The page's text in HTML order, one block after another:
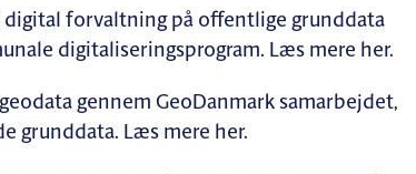
digital forvaltning på offentlige grunddata
digitaliseringsprogram. Læs mere her.
gennem GeoDanmark samarbejdet,
grunddata. Læs mere her.